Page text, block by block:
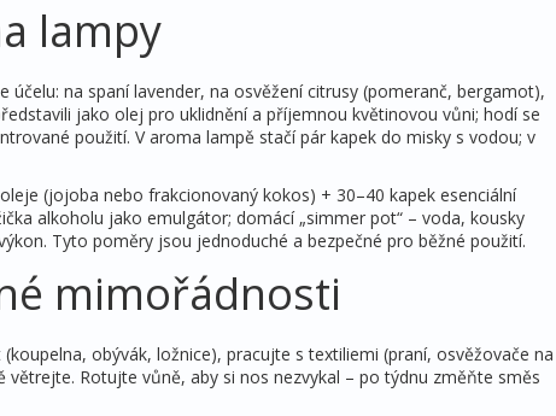
lampy
na spaní lavender, na osvěžení citrusy (pomeranč, bergamot),
jako olej pro uklidnění a příjemnou květinovou vůni; hodí se
použití. V aroma lampě stačí pár kapek do misky s vodou; v
(jojoba nebo frakcionovaný kokos) + 30–40 kapek esenciální
alkoholu jako emulgátor; domácí „simmer pot“ – voda, kousky
Tyto poměry jsou jednoduché a bezpečné pro běžné použití.
mimořádnosti
obývák, ložnice), pracujte s textiliemi (praní, osvěžovače na
Rotujte vůně, aby si nos nezvykal – po týdnu změňte směs